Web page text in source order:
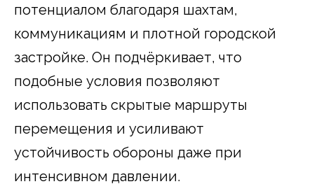
потенциалом благодаря шахтам,
коммуникациям и плотной городской
застройке. Он подчёркивает, что
подобные условия позволяют
использовать скрытые маршруты
перемещения и усиливают
устойчивость обороны даже при
интенсивном давлении.